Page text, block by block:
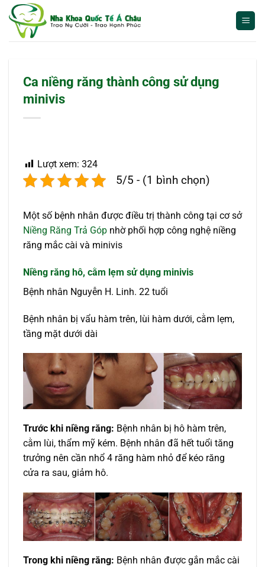
qua
Ca niềng răng thành công sử dụng
minivis
Lượt xem: 324
5/5 - (1 bình chọn)
Một số bệnh nhân được điều trị thành công tại cơ sở
Niềng Răng Trả Góp nhờ phối hợp công nghệ niềng
răng mắc cài và minivis
Niềng răng hô, cằm lẹm sử dụng minivis
Bệnh nhân Nguyễn H. Linh. 22 tuổi
Bệnh nhân bị vẩu hàm trên, lùi hàm dưới, cằm lẹm,
tầng mặt dưới dài
Trước khi niềng răng: Bệnh nhân bị hô hàm trên,
cằm lùi, thẩm mỹ kém. Bệnh nhân đã hết tuổi tăng
trưởng nên cần nhổ 4 răng hàm nhỏ để kéo răng
cửa ra sau, giảm hô.
Trong khi niềng răng: Bệnh nhân được gắn mắc cài